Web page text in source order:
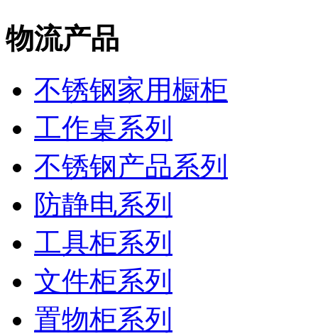
物流产品
不锈钢家用橱柜
工作桌系列
不锈钢产品系列
防静电系列
工具柜系列
文件柜系列
置物柜系列